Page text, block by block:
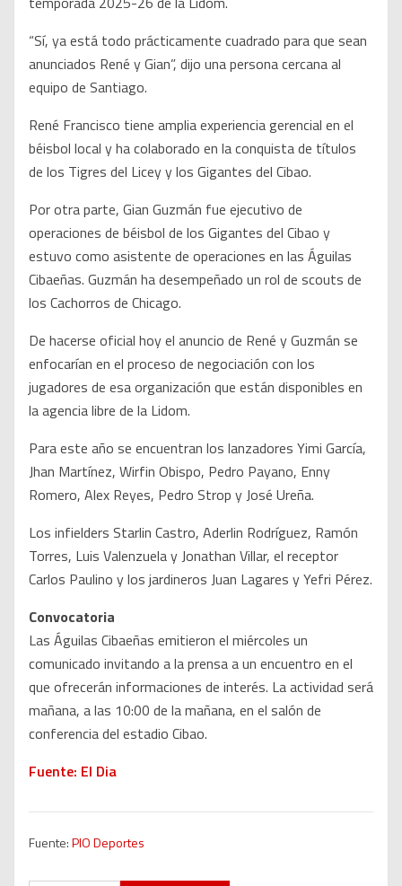
“Sí, ya está todo prácticamente cuadrado para que sean
anunciados René y Gian”, dijo una persona cercana al
equipo de Santiago.
René Francisco tiene amplia experiencia gerencial en el
béisbol local y ha colaborado en la conquista de títulos
de los Tigres del Licey y los Gigantes del Cibao.
Por otra parte, Gian Guzmán fue ejecutivo de
operaciones de béisbol de los Gigantes del Cibao y
estuvo como asistente de operaciones en las Águilas
Cibaeñas. Guzmán ha desempeñado un rol de scouts de
los Cachorros de Chicago.
De hacerse oficial hoy el anuncio de René y Guzmán se
enfocarían en el proceso de negociación con los
jugadores de esa organización que están disponibles en
la agencia libre de la Lidom.
Para este año se encuentran los lanzadores Yimi García,
Jhan Martínez, Wirfin Obispo, Pedro Payano, Enny
Romero, Alex Reyes, Pedro Strop y José Ureña.
Los infielders Starlin Castro, Aderlin Rodríguez, Ramón
Torres, Luis Valenzuela y Jonathan Villar, el receptor
Carlos Paulino y los jardineros Juan Lagares y Yefri Pérez.
Convocatoria
Las Águilas Cibaeñas emitieron el miércoles un
comunicado invitando a la prensa a un encuentro en el
que ofrecerán informaciones de interés. La actividad será
mañana, a las 10:00 de la mañana, en el salón de
conferencia del estadio Cibao.
Fuente: El Dia
Fuente:PIO Deportes